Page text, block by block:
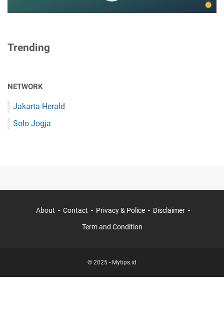
Trending
NETWORK
Jakarta Herald
Solo Jogja
About Contact Privacy & Police Disclaimer
Term and Condition
© 2025 - Mytips.id